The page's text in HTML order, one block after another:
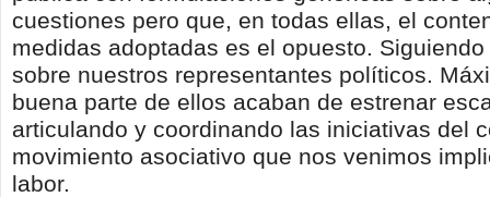
cuestiones pero que, en todas ellas, el
medidas adoptadas es el opuesto.
sobre nuestros representantes políticos.
buena parte de ellos acaban de estrenar
articulando y coordinando las iniciativas del
movimiento asociativo que nos venimos
labor.